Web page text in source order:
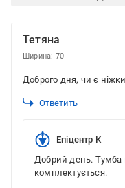
Тетяна
Ширина: 70
Доброго дня, чи є
Ответить
Епіцентр К
Добрий день. Тумба
комплектується.